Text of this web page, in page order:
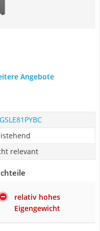
Angebote
relevant
relativ hohes
Eigengewicht